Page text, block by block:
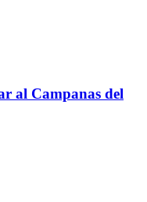
al Campanas del